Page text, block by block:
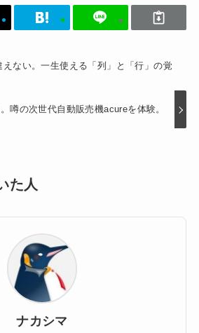
えない。一生使える「列」と「行」の覚
噂の次世代自動販売機acureを体験。
た人
ナカシマ